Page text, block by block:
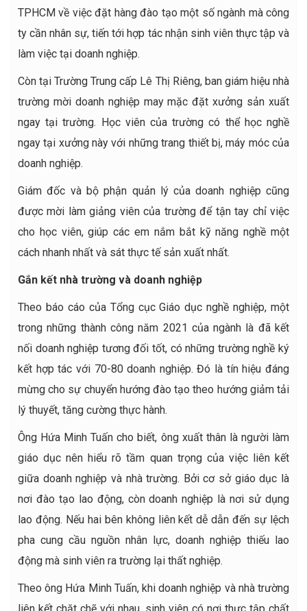
TPHCM về việc đặt hàng đào tạo một số ngành mà công
ty cần nhân sự, tiến tới hợp tác nhận sinh viên thực tập và
làm việc tại doanh nghiệp.
Còn tại Trường Trung cấp Lê Thị Riêng, ban giám hiệu nhà
trường mời doanh nghiệp may mặc đặt xưởng sản xuất
ngay tại trường. Học viên của trường có thể học nghề
ngay tại xưởng này với những trang thiết bị, máy móc của
doanh nghiệp.
Giám đốc và bộ phận quản lý của doanh nghiệp cũng
được mời làm giảng viên của trường để tận tay chỉ việc
cho học viên, giúp các em nắm bắt kỹ năng nghề một
cách nhanh nhất và sát thực tế sản xuất nhất.
Gắn kết nhà trường và doanh nghiệp
Theo báo cáo của Tổng cục Giáo dục nghề nghiệp, một
trong những thành công năm 2021 của ngành là đã kết
nối doanh nghiệp tương đối tốt, có những trường nghề ký
kết hợp tác với 70-80 doanh nghiệp. Đó là tín hiệu đáng
mừng cho sự chuyển hướng đào tạo theo hướng giảm tải
lý thuyết, tăng cường thực hành.
Ông Hứa Minh Tuấn cho biết, ông xuất thân là người làm
giáo dục nên hiểu rõ tầm quan trọng của việc liên kết
giữa doanh nghiệp và nhà trường. Bởi cơ sở giáo dục là
nơi đào tạo lao động, còn doanh nghiệp là nơi sử dụng
lao động. Nếu hai bên không liên kết dễ dẫn đến sự lệch
pha cung cầu nguồn nhân lực, doanh nghiệp thiếu lao
động mà sinh viên ra trường lại thất nghiệp.
Theo ông Hứa Minh Tuấn, khi doanh nghiệp và nhà trường